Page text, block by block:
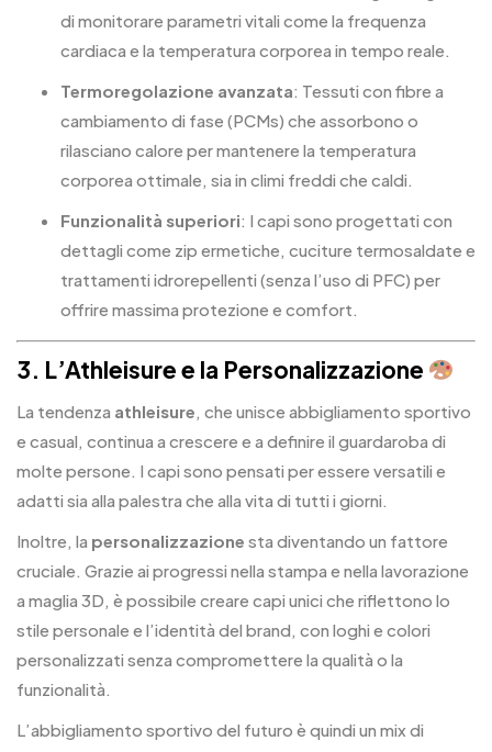
di monitorare parametri vitali come la frequenza
cardiaca e la temperatura corporea in tempo reale.
Termoregolazione avanzata: Tessuti con fibre a
cambiamento di fase (PCMs) che assorbono o
rilasciano calore per mantenere la temperatura
corporea ottimale, sia in climi freddi che caldi.
Funzionalità superiori: I capi sono progettati con
dettagli come zip ermetiche, cuciture termosaldate e
trattamenti idrorepellenti (senza l’uso di PFC) per
offrire massima protezione e comfort.
3. L’Athleisure e la Personalizzazione
La tendenza athleisure, che unisce abbigliamento sportivo
e casual, continua a crescere e a definire il guardaroba di
molte persone. I capi sono pensati per essere versatili e
adatti sia alla palestra che alla vita di tutti i giorni.
Inoltre, la personalizzazione sta diventando un fattore
cruciale. Grazie ai progressi nella stampa e nella lavorazione
a maglia 3D, è possibile creare capi unici che riflettono lo
stile personale e l’identità del brand, con loghi e colori
personalizzati senza compromettere la qualità o la
funzionalità.
L’abbigliamento sportivo del futuro è quindi un mix di